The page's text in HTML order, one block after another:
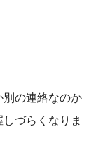
別の連絡なのか
づらくなりま